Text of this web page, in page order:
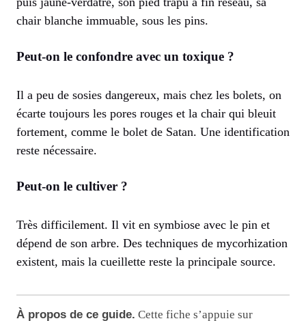
chair blanche immuable, sous les pins.
Peut-on le confondre avec un toxique ?
Il a peu de sosies dangereux, mais chez les bolets, on
écarte toujours les pores rouges et la chair qui bleuit
fortement, comme le bolet de Satan. Une identification
reste nécessaire.
Peut-on le cultiver ?
Très difficilement. Il vit en symbiose avec le pin et
dépend de son arbre. Des techniques de mycorhization
existent, mais la cueillette reste la principale source.
À propos de ce guide. Cette fiche s’appuie sur